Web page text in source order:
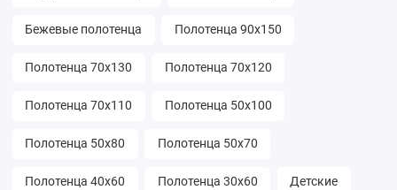
Бежевые полотенца Полотенца 90х150
Полотенца 70х130 Полотенца 70х120
Полотенца 70х110 Полотенца 50х100
Полотенца 50х80 Полотенца 50х70
Полотенца 40х60 Полотенца 30х60 Детские